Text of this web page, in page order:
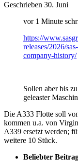
Geschrieben 30. Juni
vor 1 Minute
https://
releases/2026/
company-history/
Sollen aber bis
geleaster
Die A333 Flotte soll
kommen u.a. von
A339 ersetzt werden;
weitere 10 Stück.
Beliebter